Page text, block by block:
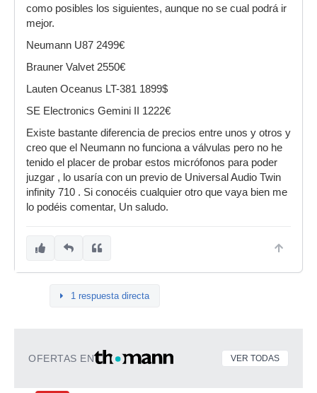
como posibles los siguientes, aunque no se cual podrá ir
mejor.
Neumann U87 2499€
Brauner Valvet 2550€
Lauten Oceanus LT-381 1899$
SE Electronics Gemini II 1222€
Existe bastante diferencia de precios entre unos y otros y
creo que el Neumann no funciona a válvulas pero no he
tenido el placer de probar estos micrófonos para poder
juzgar , lo usaría con un previo de Universal Audio Twin
infinity 710 . Si conocéis cualquier otro que vaya bien me
lo podéis comentar, Un saludo.
1 respuesta directa
OFERTAS EN VER TODAS